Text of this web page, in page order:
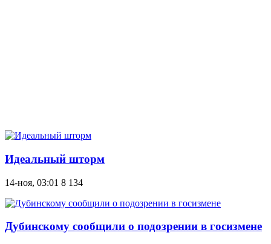
Идеальный шторм
14-ноя, 03:01 8 134
Дубинскому сообщили о подозрении в госизмене